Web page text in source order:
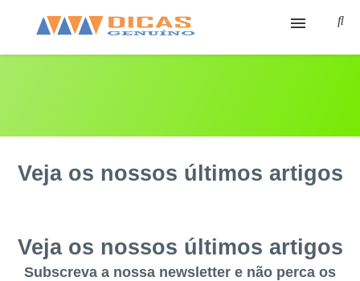
Cursos Grátis
Contato
Veja os nossos últimos artigos
Veja os nossos últimos artigos
Subscreva a nossa newsletter e não perca os